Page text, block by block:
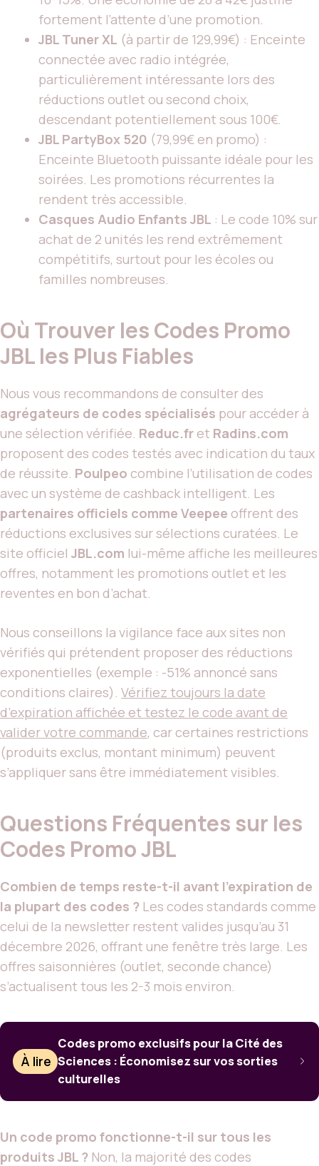
fortement l’attente d’une promotion.
JBL Tuner XL (à partir de 129,99€) : Enceinte
connectée avec radio intégrée,
particulièrement intéressante lors des
réductions outlet ou second choix,
descendant potentiellement sous 100€.
JBL PartyBox 520 (79,99€ en promo) :
Enceinte Bluetooth puissante idéale pour les
soirées. Les promotions récurrentes la
rendent très accessible.
Casques Audio Enfants JBL : Le code 10% sur
achat de 2 unités les rend extrêmement
compétitifs, surtout pour les écoles ou
familles nombreuses.
Où Trouver les Codes Promo
JBL les Plus Fiables
Nous vous recommandons de consulter des
agrégateurs de codes spécialisés pour accéder à
une sélection vérifiée. Reduc.fr et Radins.com
proposent des codes testés avec indication du taux
de réussite. Poulpeo combine l’utilisation de codes
avec un système de cashback intelligent. Les
partenaires officiels comme Veepee offrent des
réductions exclusives sur sélections curatées. Le
site officiel JBL.com lui-même affiche les meilleures
offres, notamment les promotions outlet et les
reventes en bon d’achat.
Nous conseillons la vigilance face aux sites non
vérifiés qui prétendent proposer des réductions
exponentielles (exemple : -51% annoncé sans
conditions claires). Vérifiez toujours la date
d’expiration affichée et testez le code avant de
valider votre commande, car certaines restrictions
(produits exclus, montant minimum) peuvent
s’appliquer sans être immédiatement visibles.
Questions Fréquentes sur les
Codes Promo JBL
Combien de temps reste-t-il avant l’expiration de
la plupart des codes ? Les codes standards comme
celui de la newsletter restent valides jusqu’au 31
décembre 2026, offrant une fenêtre très large. Les
offres saisonnières (outlet, seconde chance)
s’actualisent tous les 2-3 mois environ.
À lire
Codes promo exclusifs pour la Cité des
Sciences : Économisez sur vos sorties
culturelles
Un code promo fonctionne-t-il sur tous les
produits JBL ? Non, la majorité des codes